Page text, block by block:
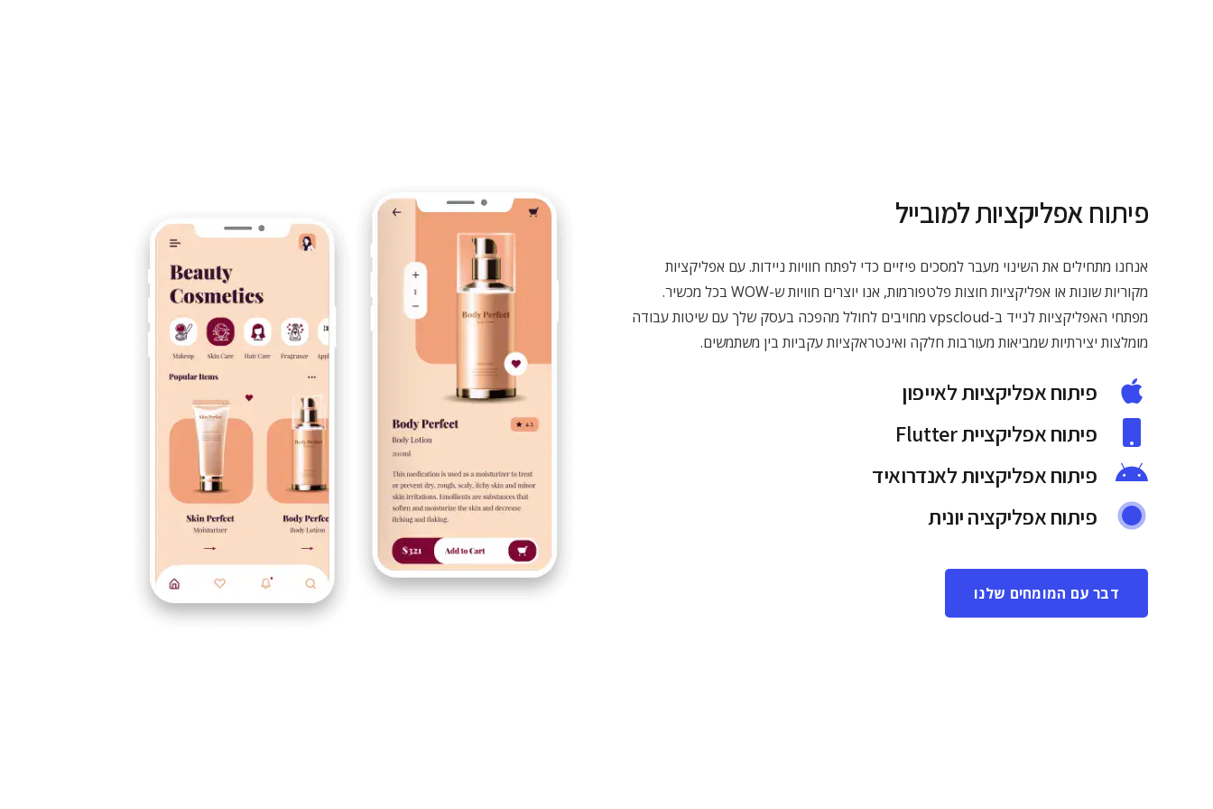
פיתוח אפליקציות למובייל
אנחנו מתחילים את השינוי מעבר למסכים פיזיים כדי לפתח חוויות ניידות. עם אפליקציות
מקוריות שונות או אפליקציות חוצות פלטפורמות, אנו יוצרים חוויות ש-WOW בכל מכשיר.
מפתחי האפליקציות לנייד ב-vpscloud מחויבים לחולל מהפכה בעסק שלך עם שיטות עבודה
מומלצות יצירתיות שמביאות מעורבות חלקה ואינטראקציות עקביות בין משתמשים.
פיתוח אפליקציות לאייפון
פיתוח אפליקציית Flutter
פיתוח אפליקציות לאנדרואיד
פיתוח אפליקציה יונית
דבר עם המומחים שלנו